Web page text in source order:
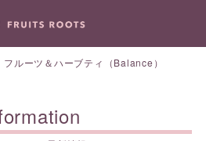
フルーツ＆ハーブティ（Balance）